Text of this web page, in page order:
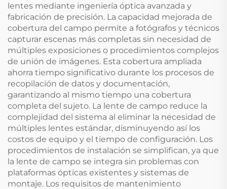
lentes mediante ingeniería óptica avanzada y
fabricación de precisión. La capacidad mejorada de
cobertura del campo permite a fotógrafos y técnicos
capturar escenas más completas sin necesidad de
múltiples exposiciones o procedimientos complejos
de unión de imágenes. Esta cobertura ampliada
ahorra tiempo significativo durante los procesos de
recopilación de datos y documentación,
garantizando al mismo tiempo una cobertura
completa del sujeto. La lente de campo reduce la
complejidad del sistema al eliminar la necesidad de
múltiples lentes estándar, disminuyendo así los
costos de equipo y el tiempo de configuración. Los
procedimientos de instalación se simplifican, ya que
la lente de campo se integra sin problemas con
plataformas ópticas existentes y sistemas de
montaje. Los requisitos de mantenimiento